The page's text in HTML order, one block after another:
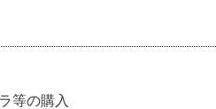
等の購入